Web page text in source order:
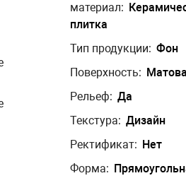
материал:
плитка
Тип продукции: Фон
Поверхность:
Рельеф: Да
Текстура: Дизайн
Ректификат: Нет
Форма: